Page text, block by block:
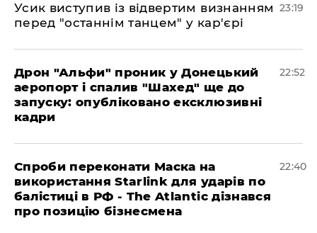
​Усик виступив із відвертим визнанням
перед "останнім танцем" у кар'єрі
23:19
​Дрон "Альфи" проник у Донецький
аеропорт і спалив "Шахед" ще до
запуску: опубліковано ексклюзивні
кадри
22:52
​Спроби переконати Маска на
використання Starlink для ударів по
балістиці в РФ - The Atlantic дізнався
про позицію бізнесмена
22:40